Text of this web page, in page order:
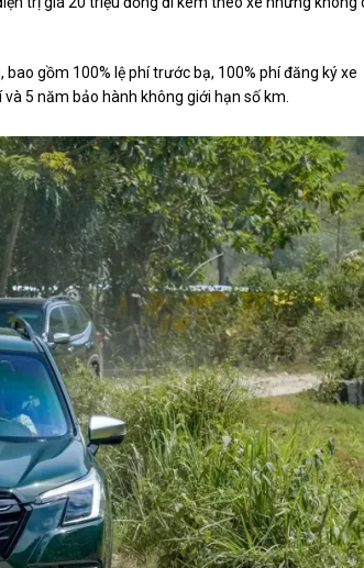
gồm 100% lệ phí trước bạ, 100% phí đăng ký xe
5 năm bảo hành không giới hạn số km.